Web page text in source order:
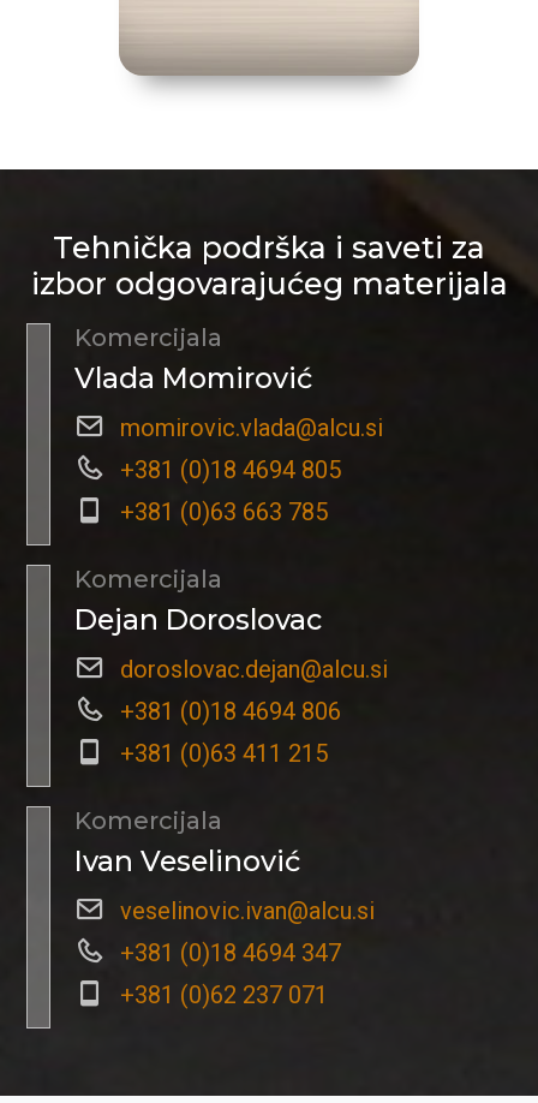
Tehnička podrška i saveti za
izbor odgovarajućeg materijala
Komercijala
Vlada Momirović
momirovic.vlada@alcu.si
+381 (0)18 4694 805
+381 (0)63 663 785
Komercijala
Dejan Doroslovac
doroslovac.dejan@alcu.si
+381 (0)18 4694 806
+381 (0)63 411 215
Komercijala
Ivan Veselinović
veselinovic.ivan@alcu.si
+381 (0)18 4694 347
+381 (0)62 237 071